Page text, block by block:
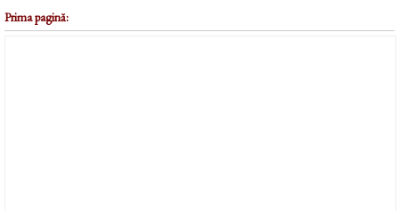
Prima pagină: